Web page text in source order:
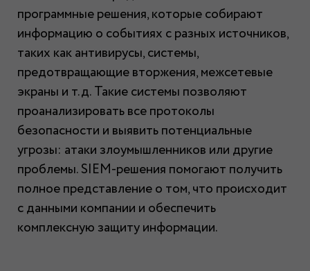
программные решения, которые собирают
информацию о событиях с разных источников,
таких как антивирусы, системы,
предотвращающие вторжения, межсетевые
экраны и т.д. Такие системы позволяют
проанализировать все протоколы
безопасности и выявить потенциальные
угрозы: атаки злоумышленников или другие
проблемы. SIEM-решения помогают получить
полное представление о том, что происходит
с данными компании и обеспечить
комплексную защиту информации.